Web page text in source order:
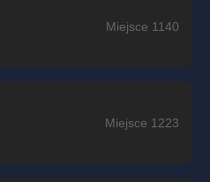
Miejsce 1140
Miejsce 1223